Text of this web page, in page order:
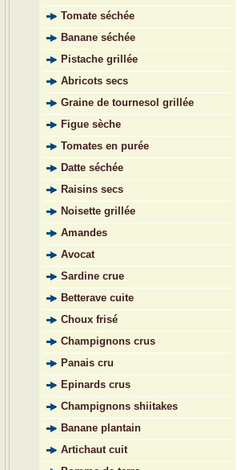
Tomate séchée
Banane séchée
Pistache grillée
Abricots secs
Graine de tournesol grillée
Figue sèche
Tomates en purée
Datte séchée
Raisins secs
Noisette grillée
Amandes
Avocat
Sardine crue
Betterave cuite
Choux frisé
Champignons crus
Panais cru
Epinards crus
Champignons shiitakes
Banane plantain
Artichaut cuit